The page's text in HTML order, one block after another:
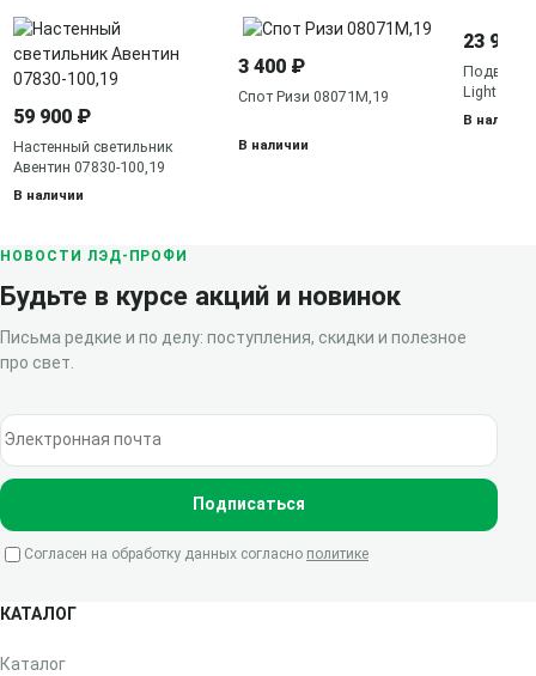
59 900 ₽
Настенный светильник
Авентин 07830-100,19
В наличии
3 400 ₽
Спот Ризи 08071M,19
В наличии
23 900
Light
В наличии
НОВОСТИ ЛЭД-ПРОФИ
Будьте в курсе акций и новинок
Письма редкие и по делу: поступления, скидки и полезное
про свет.
Электронная почта
Подписаться
Согласен на обработку данных согласно политике
КАТАЛОГ
Каталог